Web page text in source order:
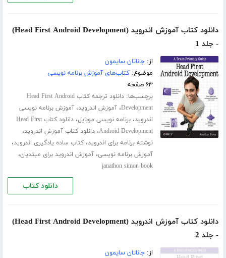
دانلود کتاب آموزش اندروید (Head First Android Development)
- جلد 1
از:جاناتان سایمون
موضوع:کتاب‌های آموزش برنامه نویسی
۶۳ صفحه
برچسب‌ها:
دانلود ترجمه کتاب Head First Android
Development،آموزش اندروید،آموزش برنامه نویسی
اندروید،برنامه نویسی موبایل،
دانلود کتاب Head First
Android Development،دانلود کتاب آموزش اندروید،
نوشته برنامه برای اندروید،کتاب ساده یادگیری اندروید،
آموزش برنامه نویسی،آموزش اندروید برای مبتدیان،
janathon simon book
دانلود کتاب
دانلود کتاب آموزش اندروید (Head First Android Development)
- جلد 2
از:جاناتان سایمون